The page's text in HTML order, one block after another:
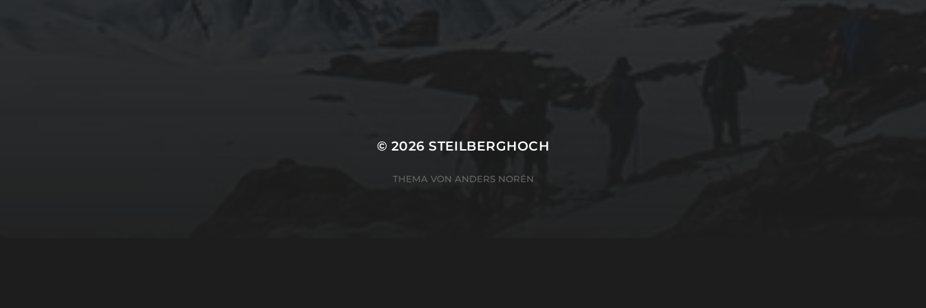
© 2026STEILBERGHOCH
THEMA VON ANDERS NORÉN